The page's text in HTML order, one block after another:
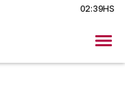
02:39HS